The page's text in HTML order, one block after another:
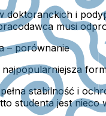
doktoranckich i
musi
– porównanie
najpopularniejsza
stabilność i
studenta jest